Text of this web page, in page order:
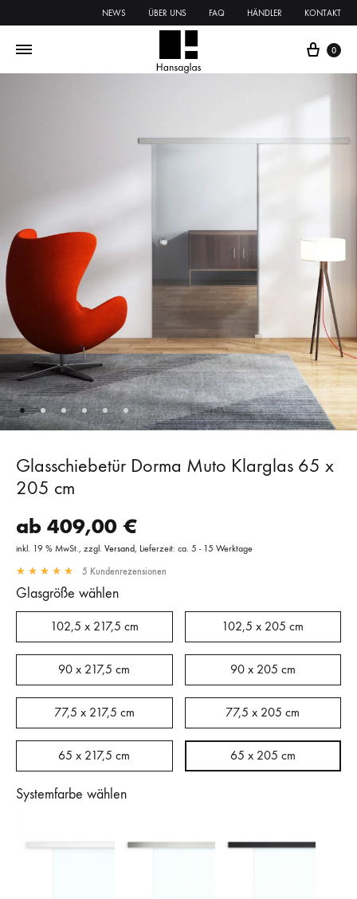
NEWS ÜBER UNS FAQ HÄNDLER KONTAKT
0
Glasschiebetür Dorma Muto Klarglas 65 x
205 cm
ab 409,00 €
inkl. 19 % MwSt. zzgl. Versand Lieferzeit: ca. 5 - 15 Werktage
5 Kundenrezensionen
Glasgröße wählen
102,5 x 217,5 cm 102,5 x 205 cm
90 x 217,5 cm 90 x 205 cm
77,5 x 217,5 cm 77,5 x 205 cm
65 x 217,5 cm 65 x 205 cm
Systemfarbe wählen